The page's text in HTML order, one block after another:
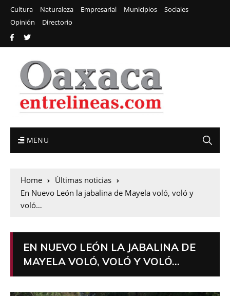
Cultura Naturaleza Empresarial Municipios
Sociales
Opinión
Directorio
MENU
Home
Últimas noticias
En Nuevo León la jabalina de Mayela voló, voló y
voló…
EN NUEVO LEÓN LA JABALINA DE
MAYELA VOLÓ, VOLÓ Y VOLÓ…